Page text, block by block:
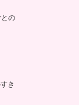
の
き